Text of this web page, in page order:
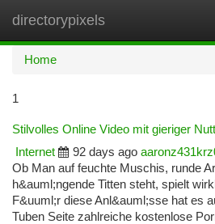
directorypixels
Home
1
Stilvolles Online Video mit gieriger
Internet
92 days ago
Ob Man auf feuchte Muschis, runde
h&auml;ngende Titten steht, spielt
F&uuml;r diese Anl&auml;sse hat es
Tuben Seite zahlreiche kostenlose